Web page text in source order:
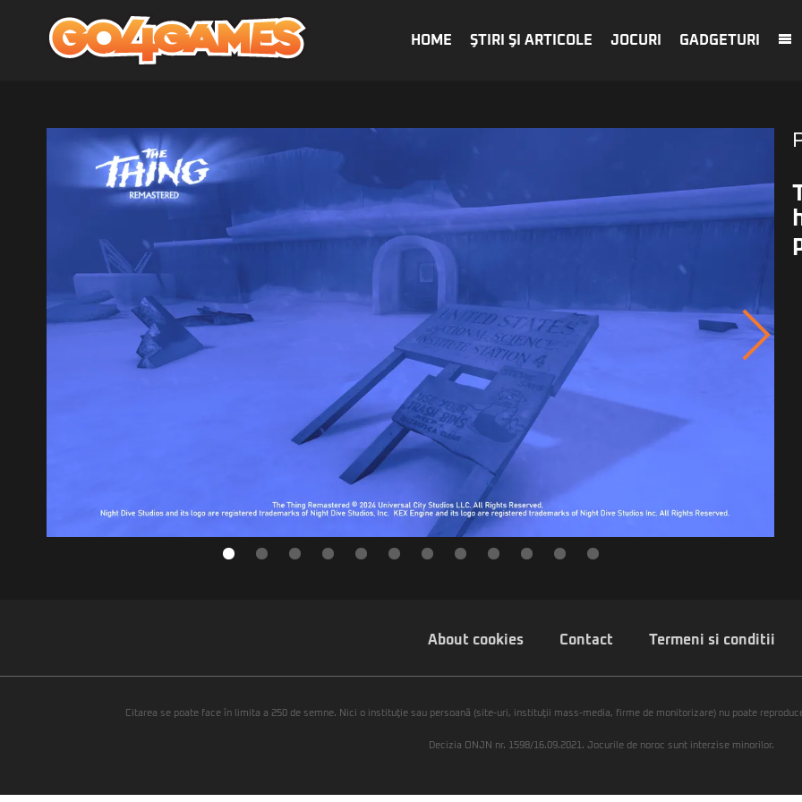
HOME ŞTIRI ŞI ARTICOLE JOCURI GADGETURI
About cookies Contact Termeni si conditii
Citarea se poate face în limita a 250 de semne. Nici o instituţie sau persoană (site-uri, instituţii mass-media, firme de monitorizare) nu poate
Decizia ONJN nr. 1598/16.09.2021. Jocurile de noroc sunt interzise minorilor.